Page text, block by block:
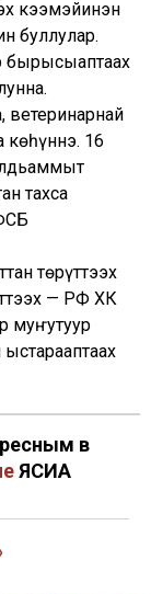
кээмэйинэн
буллулар.
бырысыаптаах
ветеринарнай
көһүннэ. 16
тахса
төрүттээх
— РФ ХК
муҥутуур
в
ЯСИА